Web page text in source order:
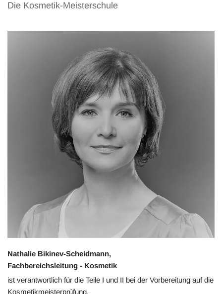
Die Kosmetik-Meisterschule
Nathalie Bikinev-Scheidmann,
Fachbereichsleitung - Kosmetik
ist verantwortlich für die Teile I und II bei der Vorbereitung auf die
Kosmetikmeisterprüfung.